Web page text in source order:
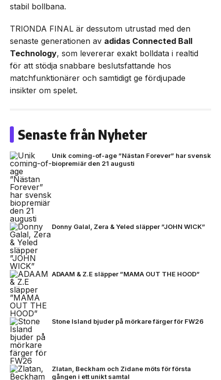
stabil bollbana.
TRIONDA FINAL är dessutom utrustad med den
senaste generationen av adidas Connected Ball
Technology, som levererar exakt bolldata i realtid
för att stödja snabbare beslutsfattande hos
matchfunktionärer och samtidigt ge fördjupade
insikter om spelet.
Senaste från Nyheter
Unik coming-of-age ”Nästan Forever” har svensk
biopremiär den 21 augusti
Donny Galal, Zera & Yeled släpper ”JOHN WICK”
ADAAM & Z.E släpper ”MAMA OUT THE HOOD”
Stone Island bjuder på mörkare färger för FW26
Zlatan, Beckham och Zidane möts för första
gången i ett unikt samtal